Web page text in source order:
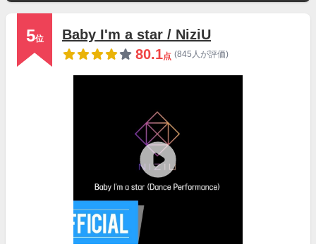
5位
Baby I'm a star / NiziU
80.1点 (845人が評価)